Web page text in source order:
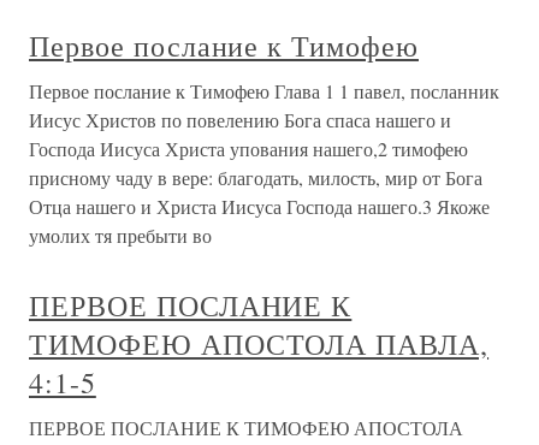
Первое послание к Тимофею
Первое послание к Тимофею Глава 1 1 павел, посланник
Иисус Христов по повелению Бога спаса нашего и
Господа Иисуса Христа упования нашего,2 тимофею
присному чаду в вере: благодать, милость, мир от Бога
Отца нашего и Христа Иисуса Господа нашего.3 Якоже
умолих тя пребыти во
ПЕРВОЕ ПОСЛАНИЕ К
ТИМОФЕЮ АПОСТОЛА ПАВЛА,
4:1-5
ПЕРВОЕ ПОСЛАНИЕ К ТИМОФЕЮ АПОСТОЛА